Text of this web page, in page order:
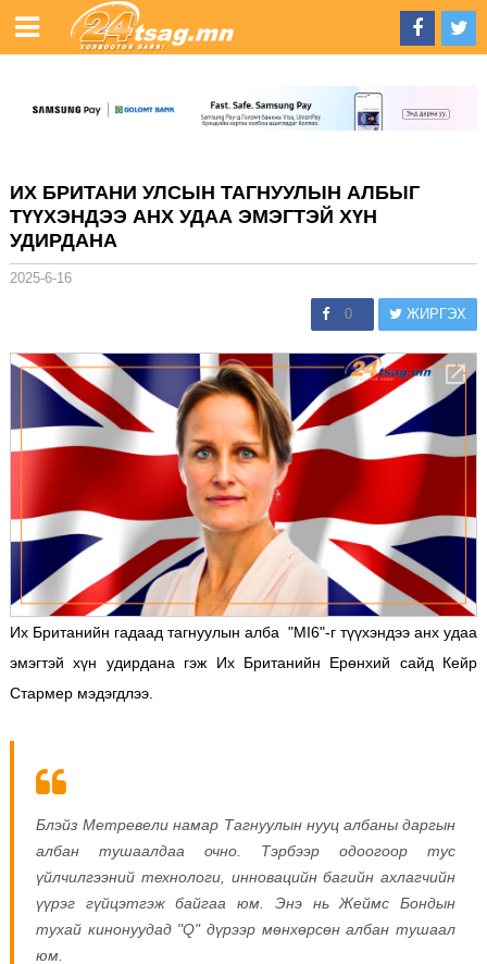
ИХ БРИТАНИ УЛСЫН ТАГНУУЛЫН АЛБЫГ
ТҮҮХЭНДЭЭ АНХ УДАА ЭМЭГТЭЙ ХҮН
УДИРДАНА
2025-6-16
0 ЖИРГЭХ
Их Британийн гадаад тагнуулын алба "MI6"-г түүхэндээ анх удаа
эмэгтэй хүн удирдана гэж Их Британийн Ерөнхий сайд Кейр
Стармер мэдэгдлээ.
Блэйз Метревели намар Тагнуулын нууц албаны даргын
албан тушаалдаа очно. Тэрбээр одоогоор тус
үйлчилгээний технологи, инновацийн багийн ахлагчийн
үүрэг гүйцэтгэж байгаа юм. Энэ нь Жеймс Бондын
тухай кинонуудад "Q" дүрээр мөнхөрсөн албан тушаал
юм.